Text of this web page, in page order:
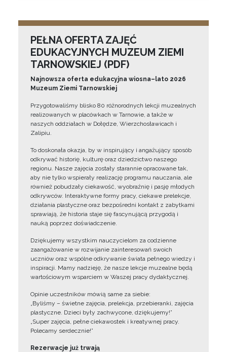
PEŁNA OFERTA ZAJĘĆ
EDUKACYJNYCH MUZEUM ZIEMI
TARNOWSKIEJ (PDF)
Najnowsza oferta edukacyjna wiosna–lato 2026
Muzeum Ziemi Tarnowskiej
Przygotowaliśmy blisko 80 różnorodnych lekcji muzealnych
realizowanych w placówkach w Tarnowie, a także w
naszych oddziałach w Dołędze, Wierzchosławicach i
Zalipiu.
To doskonała okazja, by w inspirujący i angażujący sposób
odkrywać historię, kulturę oraz dziedzictwo naszego
regionu. Nasze zajęcia zostały starannie opracowane tak,
aby nie tylko wspierały realizację programu nauczania, ale
również pobudzały ciekawość, wyobraźnię i pasję młodych
odkrywców. Interaktywne formy pracy, ciekawe prelekcje,
działania plastyczne oraz bezpośredni kontakt z zabytkami
sprawiają, że historia staje się fascynującą przygodą i
nauką poprzez doświadczenie.
Dziękujemy wszystkim nauczycielom za codzienne
zaangażowanie w rozwijanie zainteresowań swoich
uczniów oraz wspólne odkrywanie świata pełnego wiedzy i
inspiracji. Mamy nadzieję, że nasze lekcje muzealne będą
wartościowym wsparciem w Waszej pracy dydaktycznej.
Opinie uczestników mówią same za siebie:
„Byliśmy – świetne zajęcia, prelekcja, przebieranki, zajęcia
plastyczne. Dzieci były zachwycone, dziękujemy!”
„Super zajęcia, pełne ciekawostek i kreatywnej pracy.
Polecamy serdecznie!”
Rezerwacje już trwają